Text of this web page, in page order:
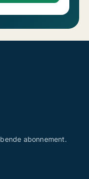
abonnement.